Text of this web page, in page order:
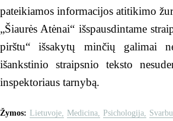
pateikiamos informacijos atitikimo
„Šiaurės Atėnai“ išspausdintame
pirštu“ išsakytų minčių galimai
išankstinio straipsnio teksto
inspektoriaus tarnybą.
Žymos: Lietuvoje Medicina Psichologija Svarbu